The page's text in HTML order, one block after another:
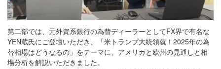
第二部では、元外資系銀行の為替ディーラーとしてFX界で有名な
YEN蔵氏にご登壇いただき、「米トランプ大統領就！2025年の為
替相場はどうなるの」をテーマに、アメリカと欧州の見通しと相
場分析を解説いただきました。